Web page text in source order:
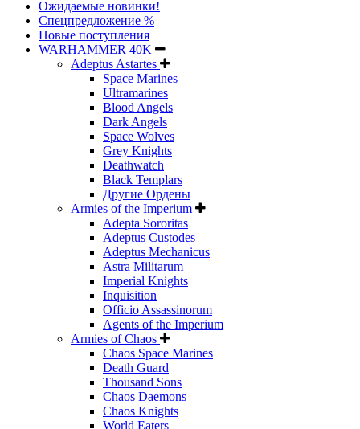
Ожидаемые новинки!
Спецпредложение %
Новые поступления
WARHAMMER 40K
Adeptus Astartes
Space Marines
Ultramarines
Blood Angels
Dark Angels
Space Wolves
Grey Knights
Deathwatch
Black Templars
Другие Ордены
Armies of the Imperium
Adepta Sororitas
Adeptus Custodes
Adeptus Mechanicus
Astra Militarum
Imperial Knights
Inquisition
Officio Assassinorum
Agents of the Imperium
Armies of Chaos
Chaos Space Marines
Death Guard
Thousand Sons
Chaos Daemons
Chaos Knights
World Eaters